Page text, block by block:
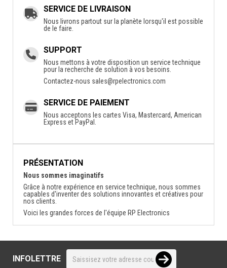
SERVICE DE LIVRAISON
Nous livrons partout sur la planète lorsqu'il est possible
de le faire.
SUPPORT
Nous mettons à votre disposition un service technique
pour la recherche de solution à vos besoins.
Contactez-nous sales@rpelectronics.com
SERVICE DE PAIEMENT
Nous acceptons les cartes Visa, Mastercard, American
Express et PayPal.
PRÉSENTATION
Nous sommes imaginatifs
Grâce à notre expérience en service technique, nous sommes
capables d'inventer des solutions innovantes et créatives pour
nos clients.
Voici les grandes forces de l'équipe RP Electronics
INFOLETTRE